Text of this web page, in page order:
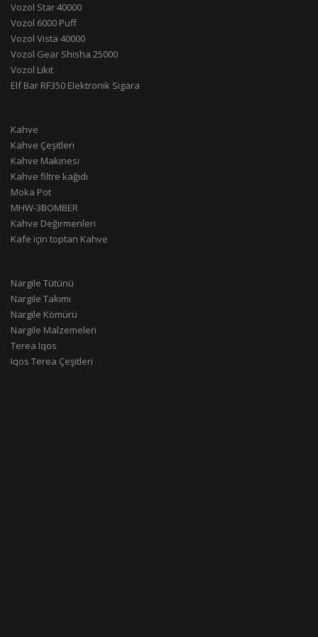
Vozol Star 40000
Vozol 6000 Puff
Vozol Vista 40000
Vozol Gear Shisha 25000
Vozol Likit
Elf Bar RF350 Elektronik Sigara
Kahve
Kahve Çeşitleri
Kahve Makinesi
Kahve filtre kağıdı
Moka Pot
MHW-3BOMBER
Kahve Değirmenleri
Kafe için toptan Kahve
Nargile Tütünü
Nargile Takımı
Nargile Kömürü
Nargile Malzemeleri
Terea Iqos
Iqos Terea Çeşitleri